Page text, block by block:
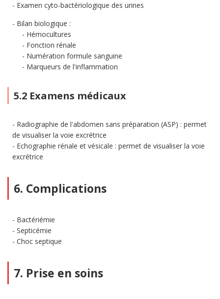
Examen cyto-bactériologique des urines
Bilan biologique :
Hémocultures
Fonction rénale
Numération formule sanguine
Marqueurs de l'inflammation
5.2 Examens médicaux
Radiographie de l'abdomen sans préparation (ASP) : permet
de visualiser la voie excrétrice
Echographie rénale et vésicale : permet de visualiser la voie
excrétrice
6. Complications
Bactériémie
Septicémie
Choc septique
7. Prise en soins